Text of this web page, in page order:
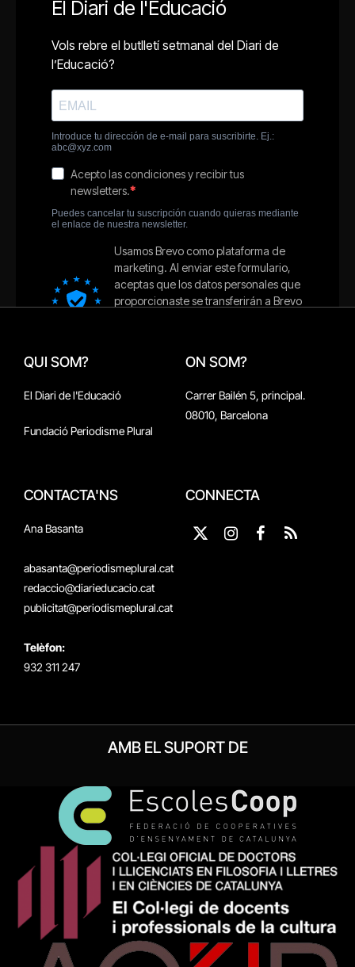
QUI SOM?
El Diari de l'Educació
Fundació Periodisme Plural
ON SOM?
Carrer Bailén 5, principal.
08010, Barcelona
CONTACTA'NS
Ana Basanta
abasanta@periodismeplural.cat
redaccio@diarieducacio.cat
publicitat@periodismeplural.cat
Telèfon:
932 311 247
CONNECTA
X
InstagramFacebook
RSS
AMB EL SUPORT DE